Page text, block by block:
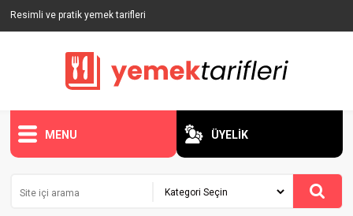
Resimli ve pratik yemek tarifleri
MENU ÜYELİK